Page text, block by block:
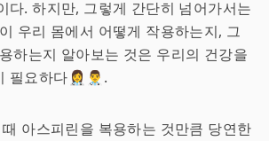
다. 하지만, 그렇게 간단히 넘어가서는
우리 몸에서 어떻게 작용하는지, 그
하는지 알아보는 것은 우리의 건강을
요하다👩‍⚕️👨‍⚕️.
아스피린을 복용하는 것만큼 당연한